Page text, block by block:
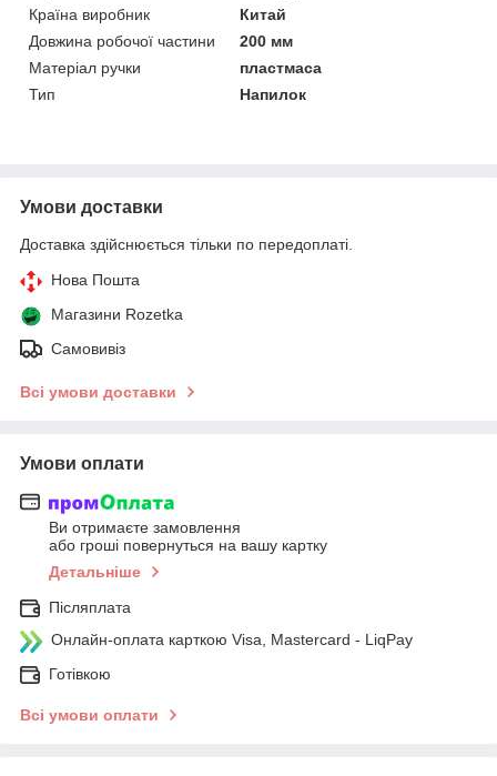
Країна виробник
Китай
Довжина робочої частини
200 мм
Матеріал ручки
пластмаса
Тип
Напилок
Умови доставки
Доставка здійснюється тільки по передоплаті.
Нова Пошта
Магазини Rozetka
Самовивіз
Всі умови доставки
Умови оплати
Ви отримаєте замовлення
або гроші повернуться на вашу картку
Детальніше
Післяплата
Онлайн-оплата карткою Visa, Mastercard - LiqPay
Готівкою
Всі умови оплати